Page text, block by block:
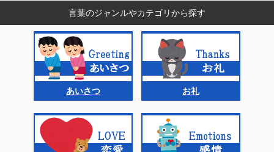
言葉のジャンルやカテゴリから探す
あいさつ お礼